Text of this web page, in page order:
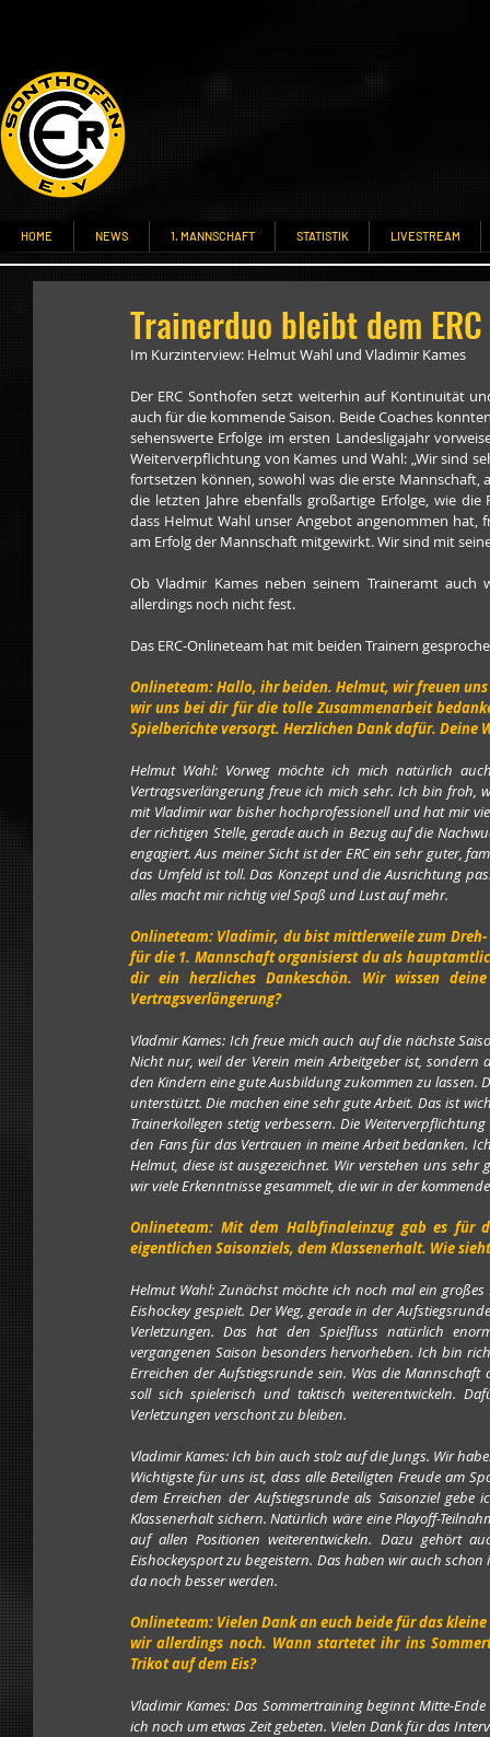
HOME NEWS 1. MANNSCHAFT STATISTIK LIVESTREAM
Trainerduo bleibt dem
Im Kurzinterview: Helmut Wahl und Vladimir Kames
Der ERC Sonthofen setzt weiterhin auf Kontinuität
auch für die kommende Saison. Beide Coaches
sehenswerte Erfolge im ersten Landesligajahr
Weiterverpflichtung von Kames und Wahl: „Wir sind
fortsetzen können, sowohl was die erste
die letzten Jahre ebenfalls großartige Erfolge, wie
dass Helmut Wahl unser Angebot angenommen hat,
am Erfolg der Mannschaft mitgewirkt. Wir sind mit
Ob Vladmir Kames neben seinem Traineramt
allerdings noch nicht fest.
Das ERC-Onlineteam hat mit beiden Trainern
Onlineteam: Hallo, ihr beiden. Helmut, wir freuen
wir uns bei dir für die tolle Zusammenarbeit
Spielberichte versorgt. Herzlichen Dank dafür. Deine
Helmut Wahl: Vorweg möchte ich mich natürlich
Vertragsverlängerung freue ich mich sehr. Ich bin froh,
mit Vladimir war bisher hochprofessionell und hat mir
der richtigen Stelle, gerade auch in Bezug auf die
engagiert. Aus meiner Sicht ist der ERC ein sehr guter,
das Umfeld ist toll. Das Konzept und die Ausrichtung
alles macht mir richtig viel Spaß und Lust auf mehr.
Onlineteam: Vladimir, du bist mittlerweile zum
für die 1. Mannschaft organisierst du als
dir ein herzliches Dankeschön. Wir wissen
Vertragsverlängerung?
Vladmir Kames: Ich freue mich auch auf die nächste
Nicht nur, weil der Verein mein Arbeitgeber ist, sondern
den Kindern eine gute Ausbildung zukommen zu lassen.
unterstützt. Die machen eine sehr gute Arbeit. Das ist
Trainerkollegen stetig verbessern. Die
den Fans für das Vertrauen in meine Arbeit bedanken.
Helmut, diese ist ausgezeichnet. Wir verstehen uns
wir viele Erkenntnisse gesammelt, die wir in der
Onlineteam: Mit dem Halbfinaleinzug gab es für
eigentlichen Saisonziels, dem Klassenerhalt. Wie
Helmut Wahl: Zunächst möchte ich noch mal ein
Eishockey gespielt. Der Weg, gerade in der
Verletzungen. Das hat den Spielfluss natürlich
vergangenen Saison besonders hervorheben. Ich bin
Erreichen der Aufstiegsrunde sein. Was die
soll sich spielerisch und taktisch weiterentwickeln.
Verletzungen verschont zu bleiben.
Vladimir Kames: Ich bin auch stolz auf die Jungs. Wir
Wichtigste für uns ist, dass alle Beteiligten Freude am
dem Erreichen der Aufstiegsrunde als Saisonziel
Klassenerhalt sichern. Natürlich wäre eine Playoff-
auf allen Positionen weiterentwickeln. Dazu gehört
Eishockeysport zu begeistern. Das haben wir auch
da noch besser werden.
Onlineteam: Vielen Dank an euch beide für das
wir allerdings noch. Wann startetet ihr ins
Trikot auf dem Eis?
Vladimir Kames: Das Sommertraining beginnt Mitte-
ich noch um etwas Zeit gebeten. Vielen Dank für das